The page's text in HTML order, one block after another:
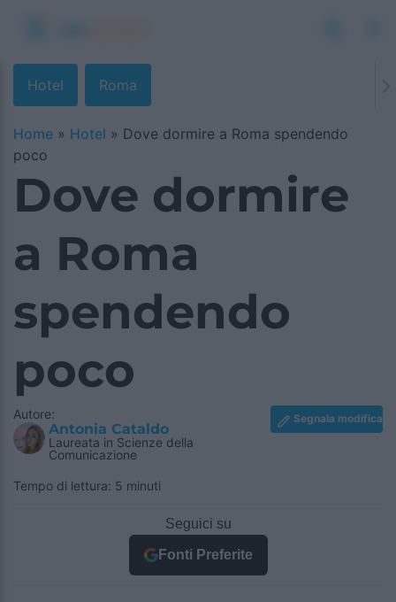
Hotel Roma
Home » Hotel » Dove dormire a Roma spendendo
poco
Dove dormire
a Roma
spendendo
poco
Autore:
Antonia Cataldo
Laureata in Scienze della
Comunicazione
Segnala modifica
Tempo di lettura: 5 minuti
Seguici su
Fonti Preferite